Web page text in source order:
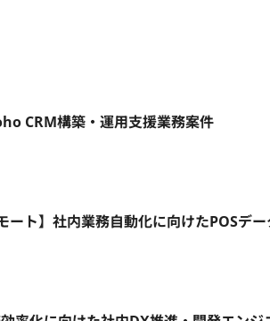
CRM構築・運用支援業務案件
ト】社内業務自動化に向けたPOSデ